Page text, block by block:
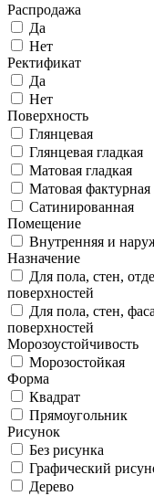
Распродажа
Да
Нет
Ректификат
Да
Нет
Поверхность
Глянцевая
Глянцевая гладкая
Матовая гладкая
Матовая фактурная
Сатинированная
Помещение
Внутренняя и
Назначение
Для пола, стен,
поверхностей
Для пола, стен,
поверхностей
Морозоустойчивость
Морозостойкая
Форма
Квадрат
Прямоугольник
Рисунок
Без рисунка
Графический
Дерево